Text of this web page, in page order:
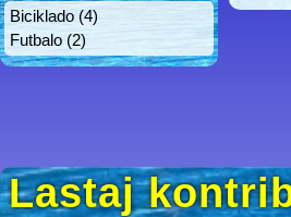
Biciklado (4)
Futbalo (2)
Lastaj